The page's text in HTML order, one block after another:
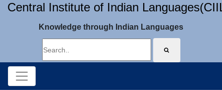
Central Institute of Indian
Knowledge through Indian Languages